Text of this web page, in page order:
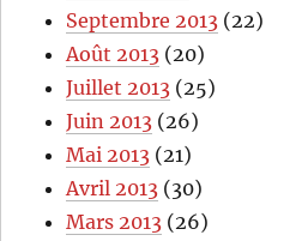
Septembre 2013 (22)
Août 2013 (20)
Juillet 2013 (25)
Juin 2013 (26)
Mai 2013 (21)
Avril 2013 (30)
Mars 2013 (26)